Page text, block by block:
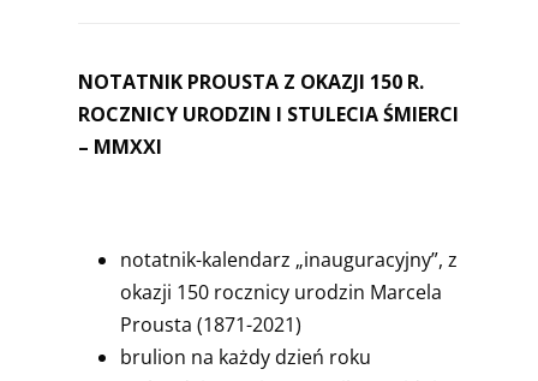
NOTATNIK PROUSTA Z OKAZJI 150 R.
ROCZNICY URODZIN I STULECIA ŚMIERCI
– MMXXI
notatnik-kalendarz „inauguracyjny”, z
okazji 150 rocznicy urodzin Marcela
Prousta (1871-2021)
brulion na każdy dzień roku